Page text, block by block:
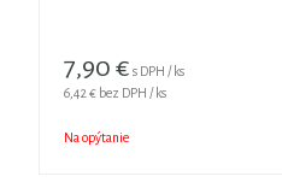
7,90 € s DPH / ks
6,42 € bez DPH / ks
Na opýtanie